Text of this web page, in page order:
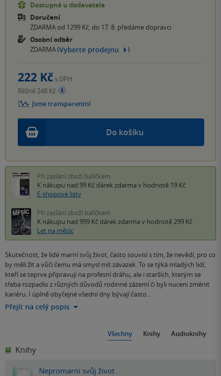
Dostupné u dodavatele
Doručení
ZDARMA od 1299 Kč, do 17. 8. předáme dopravci
Osobní odběr
ZDARMA (Vyberte prodejnu )
Do košíku
222 Kč s DPH
Běžně 248 Kč
Jsme transparentní
Při zaslání zboží balíčkem
K nákupu nad 99 Kč dárek zdarma v hodnotě 19 Kč
E-shopové listy
Při zaslání zboží balíčkem
K nákupu nad 999 Kč dárek zdarma v hodnotě 299 Kč
Let na měsíc
Skutečnost, že lidé marní svůj život, často souvisí s tím, že nevědí, pro co
by měli žít a vůči čemu má smysl mít závazek. To se týká mladých lidí,
kteří se teprve připravují na profesní dráhu, ale i starších, kterým se
třeba rozpadlo z různých důvodů rodinné zázemí či byli nuceni změnit
kariéru. I úplně obyčejné všední dny bývají často…
Přejít na celý popis
Všechny Knihy Audioknihy
Knihy
Nepromarni svůj život